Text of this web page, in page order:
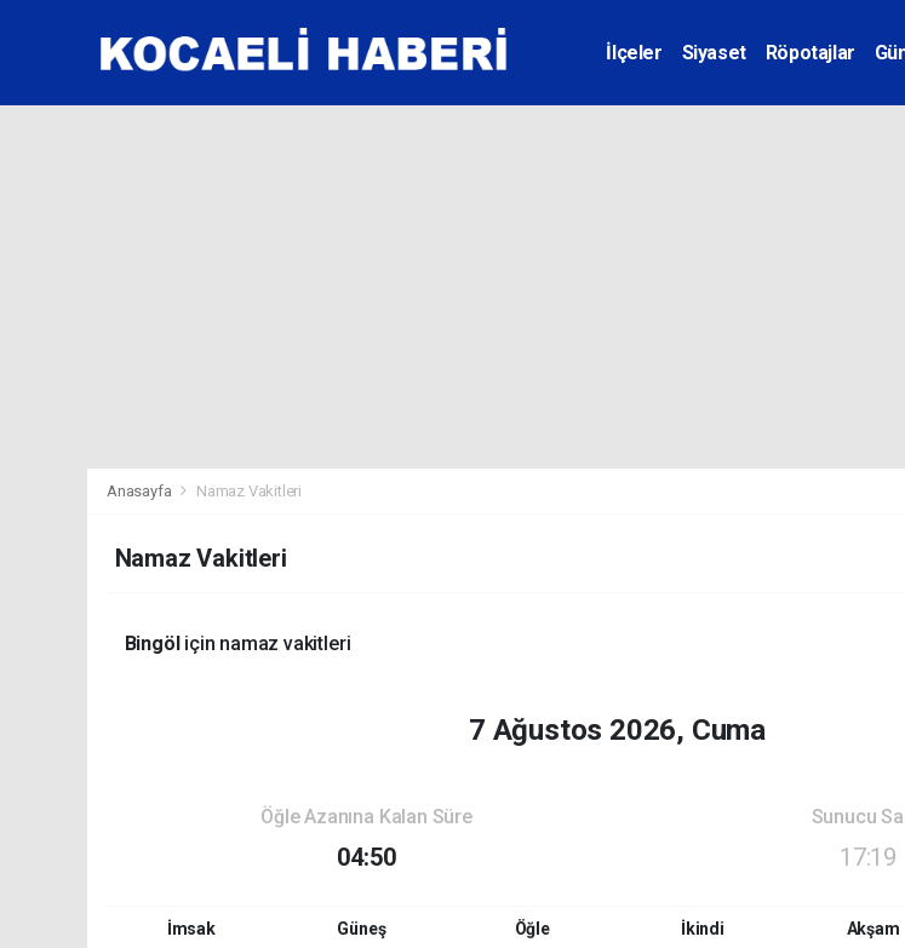
İlçeler Siyaset Röpotajlar
Anasayfa Namaz Vakitleri
Namaz Vakitleri
Bingöliçin namaz vakitleri
7 Ağustos 2026, Cuma
Öğle Azanına Kalan Süre
04:50
Sunucu
17:19
İmsak Güneş Öğle İkindi Akşam